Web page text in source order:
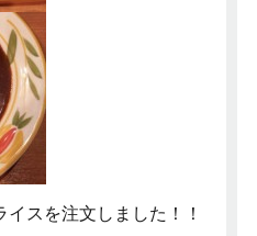
スを注文しました！！